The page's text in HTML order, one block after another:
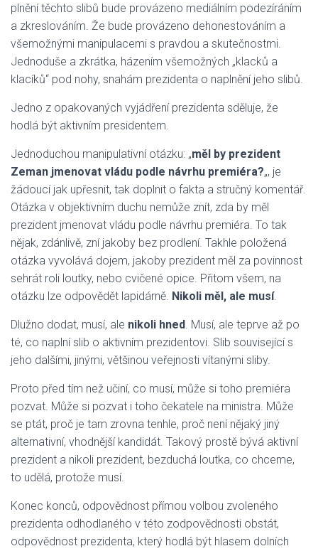
plnění těchto slibů bude provázeno mediálním podezíráním
a zkreslováním. Že bude provázeno dehonestováním a
všemožnými manipulacemi s pravdou a skutečnostmi.
Jednoduše a zkrátka, házením všemožných „klacků a
klacíků“ pod nohy, snahám prezidenta o naplnění jeho slibů.
Jedno z opakovaných vyjádření prezidenta sděluje, že
hodlá být aktivním presidentem.
Jednoduchou manipulativní otázku: „měl by prezident
Zeman jmenovat vládu podle návrhu premiéra?„, je
žádoucí jak upřesnit, tak doplnit o fakta a stručný komentář.
Otázka v objektivním duchu nemůže znít, zda by měl
prezident jmenovat vládu podle návrhu premiéra. To tak
nějak, zdánlivě, zní jakoby bez prodlení. Takhle položená
otázka vyvolává dojem, jakoby prezident měl za povinnost
sehrát roli loutky, nebo cvičené opice. Přitom všem, na
otázku lze odpovědět lapidárně. Nikoli měl, ale musí.
Dlužno dodat, musí, ale nikoli hned . Musí, ale teprve až po
té, co naplní slib o aktivním prezidentovi. Slib související s
jeho dalšími, jinými, většinou veřejnosti vítanými sliby.
Proto před tím než učiní, co musí, může si toho premiéra
pozvat. Může si pozvat i toho čekatele na ministra. Může
se ptát, proč je tam zrovna tenhle, proč není nějaký jiný
alternativní, vhodnější kandidát. Takový prostě bývá aktivní
prezident a nikoli prezident, bezduchá loutka, co chceme,
to udělá, protože musí.
Konec konců, odpovědnost přímou volbou zvoleného
prezidenta odhodlaného v této zodpovědnosti obstát,
odpovědnost prezidenta, který hodlá být hlasem dolních